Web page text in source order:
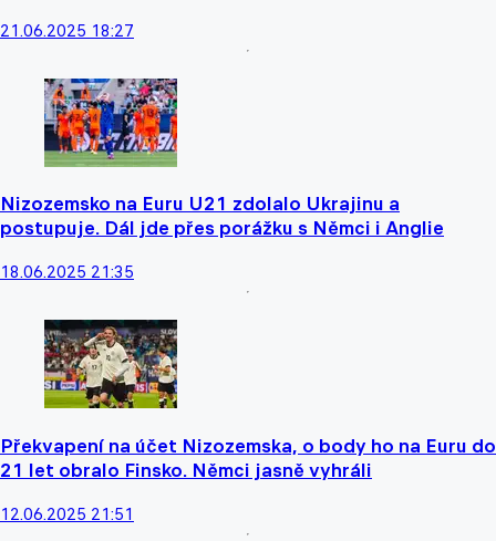
21.06.2025 18:27
Nizozemsko na Euru U21 zdolalo Ukrajinu a
postupuje. Dál jde přes porážku s Němci i Anglie
18.06.2025 21:35
Překvapení na účet Nizozemska, o body ho na Euru do
21 let obralo Finsko. Němci jasně vyhráli
12.06.2025 21:51